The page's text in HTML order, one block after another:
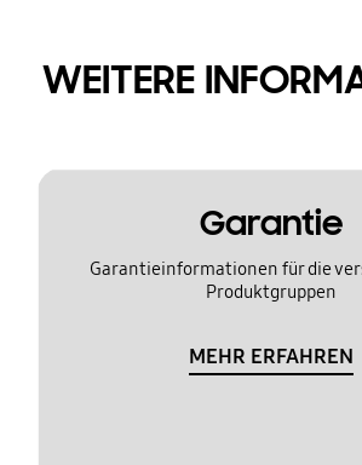
WEITERE
Garantie
Garantieinformationen für die
Produktgruppen
MEHR ERFAHREN